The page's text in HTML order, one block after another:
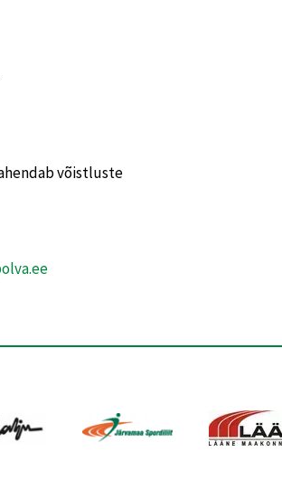
võistluste